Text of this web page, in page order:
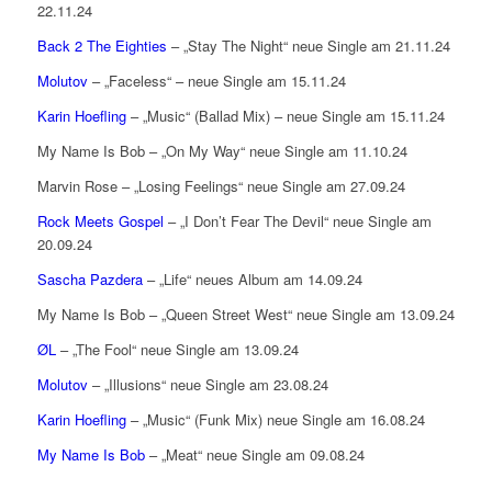
22.11.24
Back 2 The Eighties – „Stay The Night“ neue Single am 21.11.24
Molutov – „Faceless“ – neue Single am 15.11.24
Karin Hoefling– „Music“ (Ballad Mix) – neue Single am 15.11.24
My Name Is Bob – „On My Way“ neue Single am 11.10.24
Marvin Rose – „Losing Feelings“ neue Single am 27.09.24
Rock Meets Gospel – „I Don’t Fear The Devil“ neue Single am
20.09.24
Sascha Pazdera– „Life“ neues Album am 14.09.24
My Name Is Bob – „Queen Street West“ neue Single am 13.09.24
ØL– „The Fool“ neue Single am 13.09.24
Molutov– „Illusions“ neue Single am 23.08.24
Karin Hoefling– „Music“ (Funk Mix) neue Single am 16.08.24
My Name Is Bob– „Meat“ neue Single am 09.08.24